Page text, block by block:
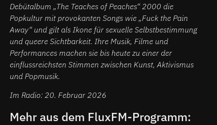
Debütalbum „The Teaches of Peaches“ 2000 die
Popkultur mit provokanten Songs wie „Fuck the Pain
Away“ und gilt als Ikone für sexuelle Selbstbestimmung
und queere Sichtbarkeit. Ihre Musik, Filme und
Performances machen sie bis heute zu einer der
einflussreichsten Stimmen zwischen Kunst, Aktivismus
und Popmusik.
Im Radio: 20. Februar 2026
Mehr aus dem FluxFM-Programm: